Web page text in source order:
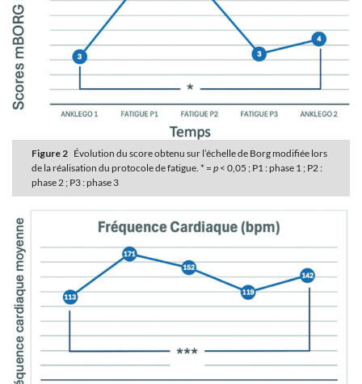
Figure 2 Évolution du score obtenu sur l’échelle de Borg modifiée lors
de la réalisation du protocole de fatigue. * = p < 0,05 ; P1 : phase 1 ; P2 :
phase 2 ; P3 : phase 3